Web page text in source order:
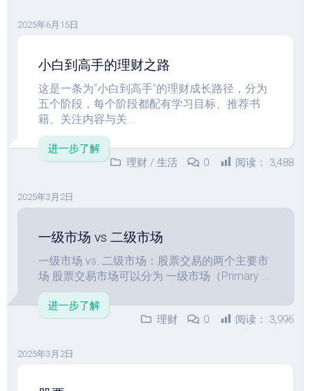
2025年6月15日
小白到高手的理财之路
这是一条为“小白到高手”的理财成长路径，分为
五个阶段，每个阶段都配有学习目标、推荐书
籍、关注内容与关...
进一步了解
理财 / 生活 0 阅读： 3,488
2025年3月2日
一级市场 vs 二级市场
一级市场 vs. 二级市场：股票交易的两个主要市
场 股票交易市场可以分为 一级市场（Primary ...
进一步了解
理财
0 阅读： 3,996
2025年3月2日